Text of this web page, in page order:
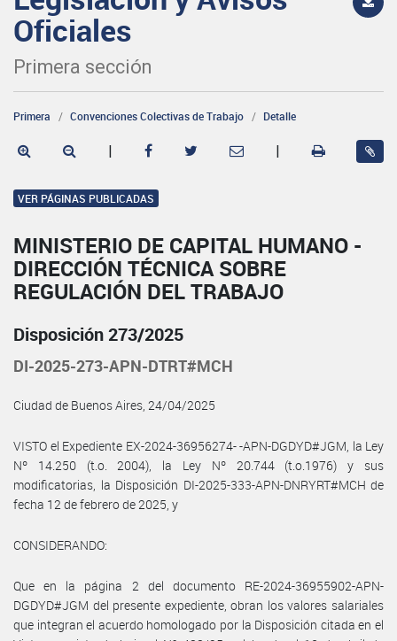
Oficiales
Primera sección
Primera Convenciones Colectivas de Trabajo Detalle
| |
VER PÁGINAS PUBLICADAS
MINISTERIO DE CAPITAL HUMANO -
DIRECCIÓN TÉCNICA SOBRE
REGULACIÓN DEL TRABAJO
Disposición 273/2025
DI-2025-273-APN-DTRT#MCH
Ciudad de Buenos Aires, 24/04/2025
VISTO el Expediente EX-2024-36956274- -APN-DGDYD#JGM, la Ley
Nº 14.250 (t.o. 2004), la Ley Nº 20.744 (t.o.1976) y sus
modificatorias, la Disposición DI-2025-333-APN-DNRYRT#MCH de
fecha 12 de febrero de 2025, y
CONSIDERANDO:
Que en la página 2 del documento RE-2024-36955902-APN-
DGDYD#JGM del presente expediente, obran los valores salariales
que integran el acuerdo homologado por la Disposición citada en el